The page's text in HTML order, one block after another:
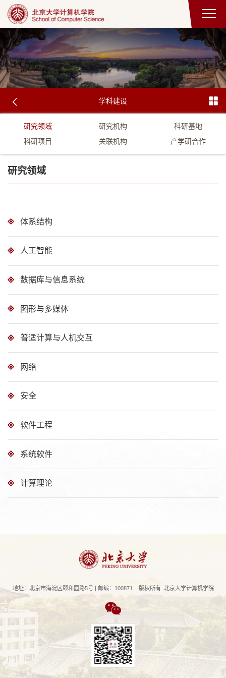
学科建设
研究领域 研究机构
科研基地
科研项目
关联机构 产学研合作
研究领域
体系结构
人工智能
数据库与信息系统
图形与多媒体
普适计算与人机交互
网络
安全
软件工程
系统软件
计算理论
地址：北京市海淀区颐和园路5号 | 邮编：100871 版权所有 北京大学计算机学院